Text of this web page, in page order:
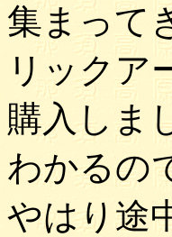
集まって
リックア
購入しま
わかるの
やはり途